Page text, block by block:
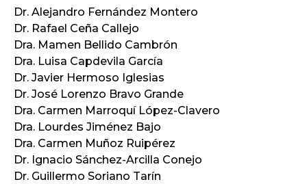
Dr. Alejandro Fernández Montero
Dr. Rafael Ceña Callejo
Dra. Mamen Bellido Cambrón
Dra. Luisa Capdevila García
Dr. Javier Hermoso Iglesias
Dr. José Lorenzo Bravo Grande
Dra. Carmen Marroquí López-Clavero
Dra. Lourdes Jiménez Bajo
Dra. Carmen Muñoz Ruipérez
Dr. Ignacio Sánchez-Arcilla Conejo
Dr. Guillermo Soriano Tarín